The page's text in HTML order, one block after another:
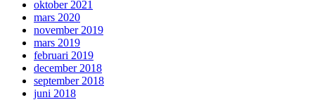
oktober 2021
mars 2020
november 2019
mars 2019
februari 2019
december 2018
september 2018
juni 2018